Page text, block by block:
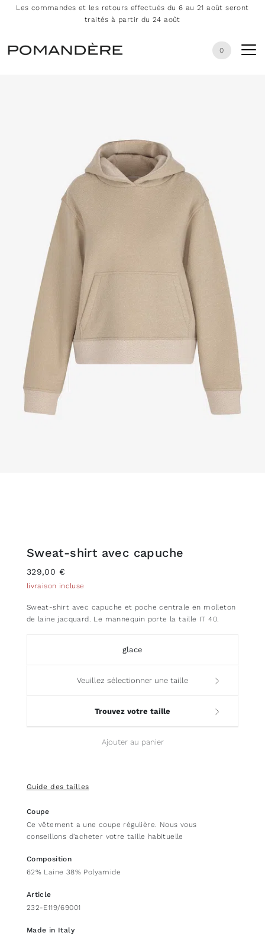
Les commandes et les retours effectués du 6 au 21 août seront
traités à partir du 24 août
0
Sweat-shirt avec capuche
329,00 €
livraison incluse
Sweat-shirt avec capuche et poche centrale en molleton
de laine jacquard. Le mannequin porte la taille IT 40.
glace
Veuillez sélectionner une taille
Trouvez votre taille
Ajouter au panier
Guide des tailles
Coupe
Ce vêtement a une coupe régulière. Nous vous
conseillons d'acheter votre taille habituelle
Composition
62% Laine 38% Polyamide
Article
232-E119/69001
Made in Italy